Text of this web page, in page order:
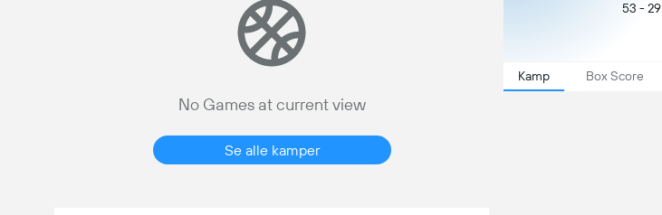
No Games at current view
Se alle kamper
53 - 29
Kamp Box Score